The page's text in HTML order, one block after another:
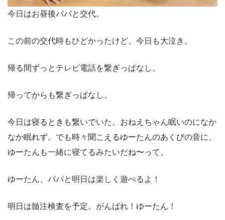
今日はお昼後パパと交代。
この前の交代時もひどかったけど、今日も大泣き。
帰る間ずっとテレビ電話を繋ぎっぱなし。
帰ってからも繋ぎっぱなし。
今日は寝るときも繋いでいた。おねえちゃん眠いのになか
なか眠れず。でも時々聞こえるゆーたんのあくびの音に、
ゆーたんも一緒に寝てるみたいだね〜って。
ゆーたん、パパと明日は楽しく遊べるよ！
明日は髄注検査を予定。がんばれ！ゆーたん！